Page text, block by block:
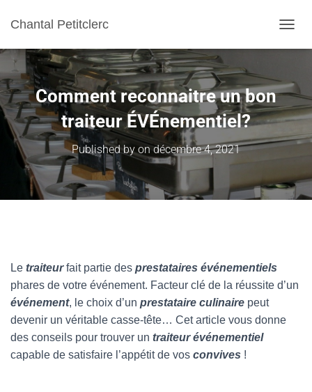
Chantal Petitclerc
Comment reconnaitre un bon
traiteur ÉVÉnementiel?
Published byondécembre 4, 2021
Le traiteurfait partie des prestataires événementiels
phares de votre événement. Facteur clé de la réussite d’un
événement, le choix d’un prestataire culinaire peut
devenir un véritable casse-tête… Cet article vous donne
des conseils pour trouver un traiteur événementiel
capable de satisfaire l’appétit de vos convives !